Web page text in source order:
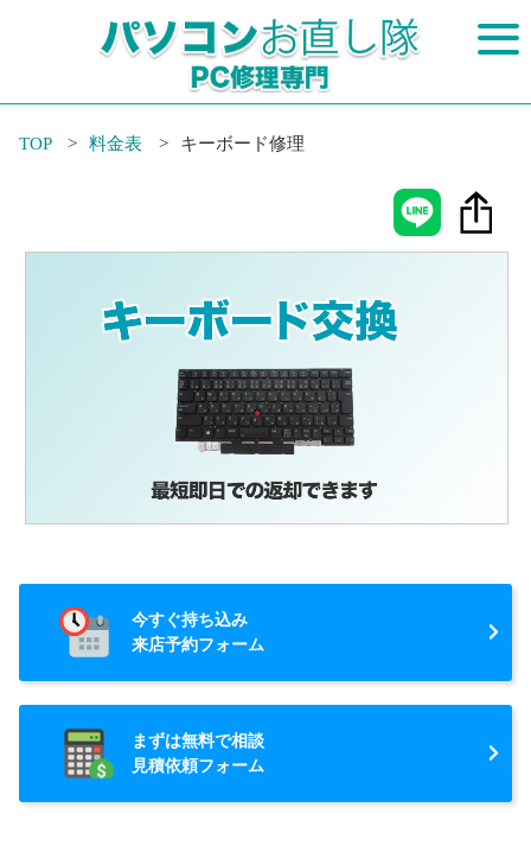
TOP 料金表 キーボード修理
今すぐ持ち込み
来店予約フォーム
まずは無料で相談
見積依頼フォーム